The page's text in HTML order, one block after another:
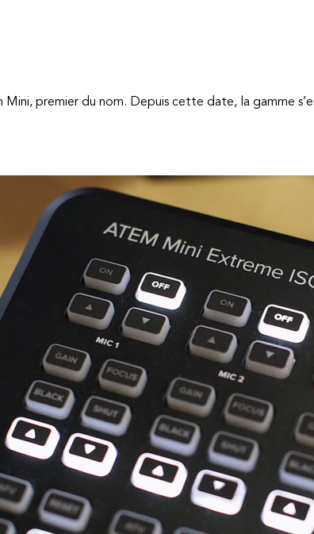
Mini, premier du nom. Depuis cette date, la gamme